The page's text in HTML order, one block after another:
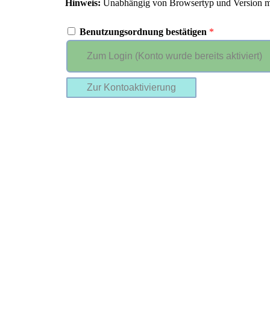
Hinweis: Unabhängig von Browsertyp und Version
Benutzungsordnung bestätigen *
Zum Login (Konto wurde bereits aktiviert)
Zur Kontoaktivierung